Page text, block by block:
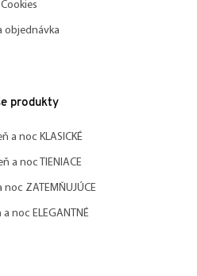
Cookies
objednávka
produkty
a noc KLASICKÉ
a noc TIENIACE
ZATEMŇUJÚCE
noc ELEGANTNÉ